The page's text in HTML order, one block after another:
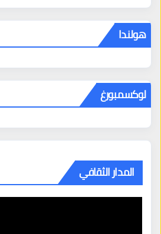
هولندا
لوكسمبورغ
المدار الثقافي